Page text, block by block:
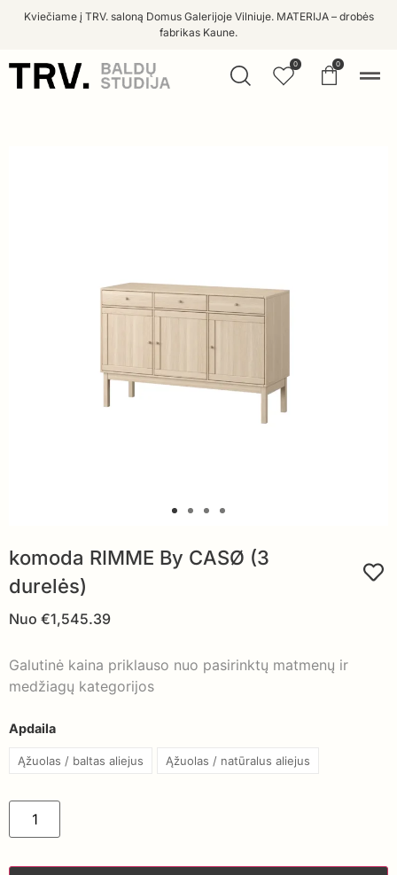
Kviečiame į TRV. saloną Domus Galerijoje Vilniuje. MATERIJA – drobės
fabrikas Kaune.
0 0
komoda RIMME By CASØ (3
durelės)
Nuo €1,545.39
Galutinė kaina priklauso nuo pasirinktų matmenų ir
medžiagų kategorijos
Apdaila
Ąžuolas / baltas aliejus Ąžuolas / natūralus aliejus